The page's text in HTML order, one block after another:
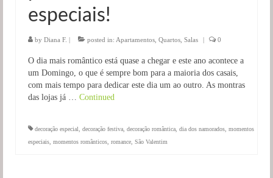
especiais!
by Diana F. | posted in: Apartamentos Quartos Salas | 0
O dia mais romântico está quase a chegar e este ano acontece a
um Domingo, o que é sempre bom para a maioria dos casais,
com mais tempo para dedicar este dia um ao outro. As montras
das lojas já … Continued
decoração especial decoração festiva decoração romântica dia dos namorados momentos
especiais momentos românticos romance São Valentim